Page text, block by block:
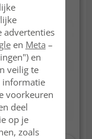
advertenties
en Meta –
en
veilig te
informatie
voorkeuren
deel
op je
zoals